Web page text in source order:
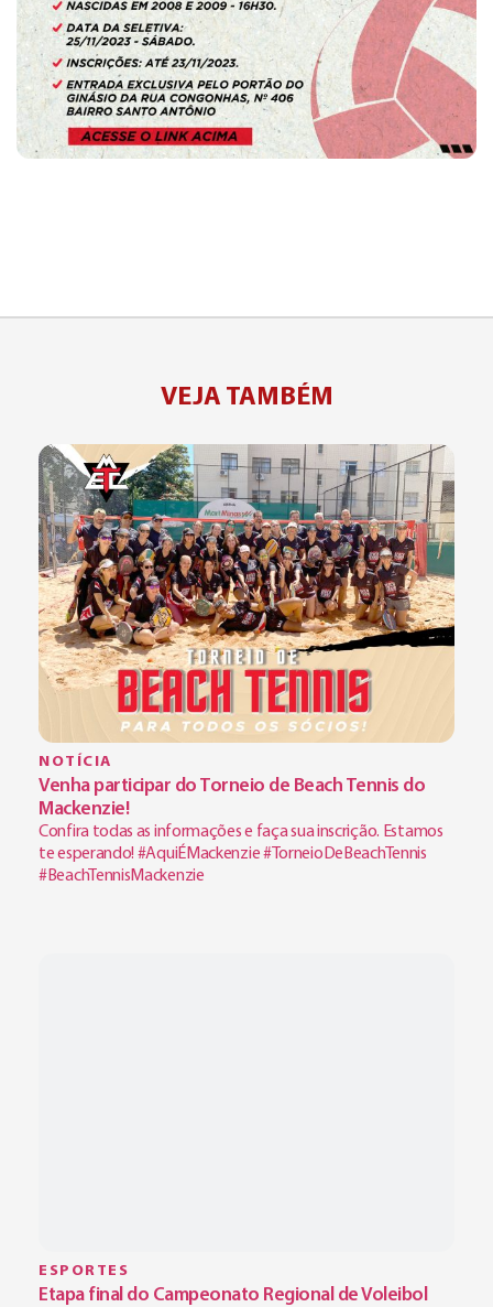
VEJA TAMBÉM
NOTÍCIA
Venha participar do Torneio de Beach Tennis do
Mackenzie!
Confira todas as informações e faça sua inscrição. Estamos
te esperando! #AquiÉMackenzie #TorneioDeBeachTennis
#BeachTennisMackenzie
ESPORTES
Etapa final do Campeonato Regional de Voleibol